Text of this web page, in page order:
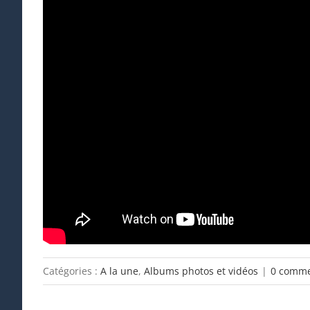
Catégories : A la une, Albums photos et vidéos | 0